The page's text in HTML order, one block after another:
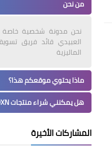
من نحن
نحن مدونة شخصية خاصة
الماليزية
ماذا يحتوي موقعكم هذا؟
هل يمكنني شراء منتجات DXN بسعر منخفض؟
المشاركات الأخيرة